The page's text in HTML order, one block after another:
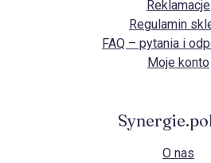
Reklamacje
Regulamin
FAQ – pytania i
Moje konto
O nas